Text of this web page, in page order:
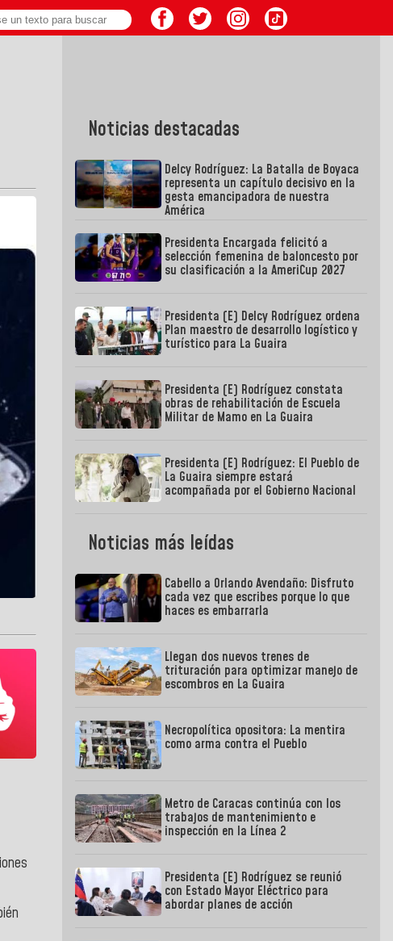
Noticias destacadas
Delcy Rodríguez: La Batalla de Boyaca
representa un capítulo decisivo en la
gesta emancipadora de nuestra
América
Presidenta Encargada felicitó a
selección femenina de baloncesto por
su clasificación a la AmeriCup 2027
Presidenta (E) Delcy Rodríguez ordena
Plan maestro de desarrollo logístico y
turístico para La Guaira
Presidenta (E) Rodríguez constata
obras de rehabilitación de Escuela
Militar de Mamo en La Guaira
Presidenta (E) Rodríguez: El Pueblo de
La Guaira siempre estará
acompañada por el Gobierno Nacional
Noticias más leídas
Cabello a Orlando Avendaño: Disfruto
cada vez que escribes porque lo que
haces es embarrarla
Llegan dos nuevos trenes de
trituración para optimizar manejo de
escombros en La Guaira
Necropolítica opositora: La mentira
como arma contra el Pueblo
Metro de Caracas continúa con los
trabajos de mantenimiento e
inspección en la Línea 2
Presidenta (E) Rodríguez se reunió
con Estado Mayor Eléctrico para
abordar planes de acción